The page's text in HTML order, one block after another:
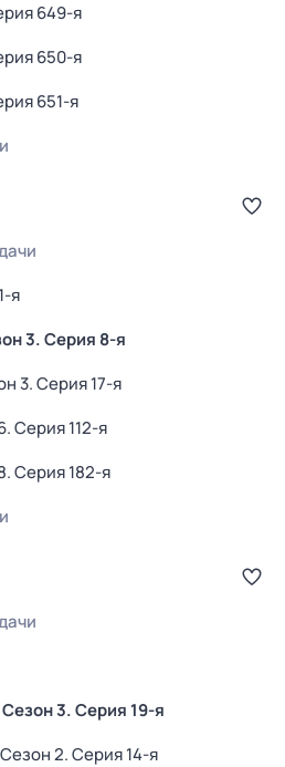
649-я
650-я
651-я
я
3. Серия 8-я
3. Серия 17-я
. Серия 112-я
. Серия 182-я
Сезон 3. Серия 19-я
2. Серия 14-я